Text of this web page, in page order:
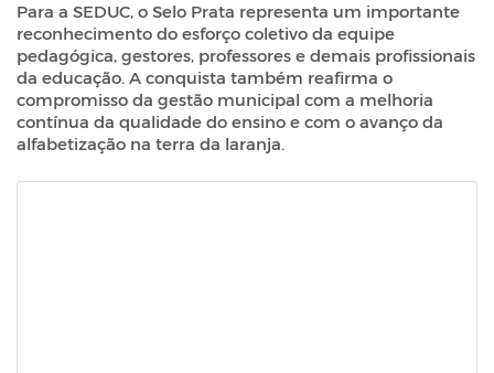
Para a SEDUC, o Selo Prata representa um importante
reconhecimento do esforço coletivo da equipe
pedagógica, gestores, professores e demais profissionais
da educação. A conquista também reafirma o
compromisso da gestão municipal com a melhoria
contínua da qualidade do ensino e com o avanço da
alfabetização na terra da laranja.